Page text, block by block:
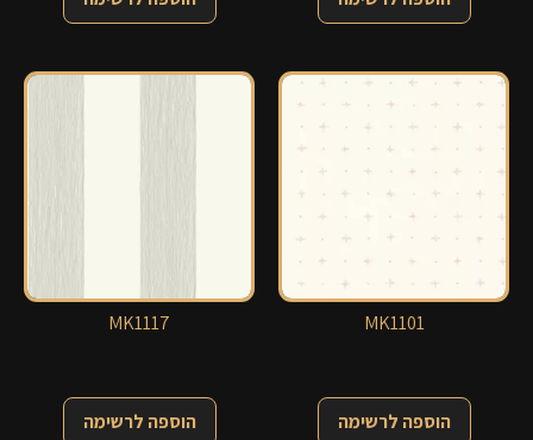
MK1101
הוספה לרשימה
MK1117
הוספה לרשימה